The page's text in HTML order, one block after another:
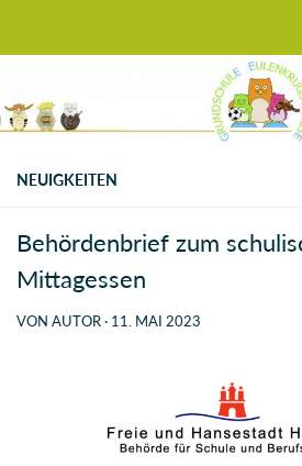
NEUIGKEITEN
Behördenbrief zum
Mittagessen
VON AUTOR· 11. MAI 2023